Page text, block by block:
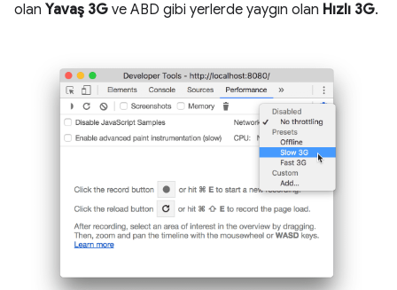
olan Yavaş 3G ve ABD gibi yerlerde yaygın olan Hızlı 3G.